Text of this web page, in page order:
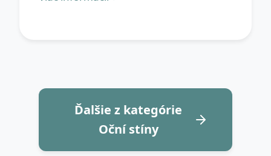
Ďalšie z kategórie
Oční stíny